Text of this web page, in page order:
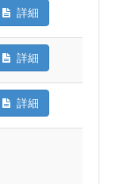
詳細
詳細
詳細